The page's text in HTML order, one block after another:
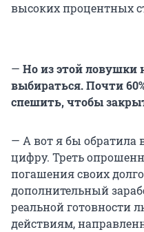
высоких процентных
— Но из этой ловушки
выбираться. Почти
спешить, чтобы
— А вот я бы обратила
цифру. Треть
погашения своих
дополнительный
реальной готовности
действиям,